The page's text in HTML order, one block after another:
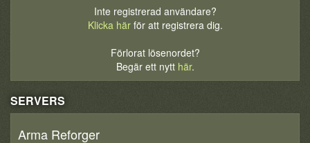
Inte registrerad användare?
Klicka härför att registrera dig.
Förlorat lösenordet?
Begär ett nytt här.
SERVERS
Arma Reforger